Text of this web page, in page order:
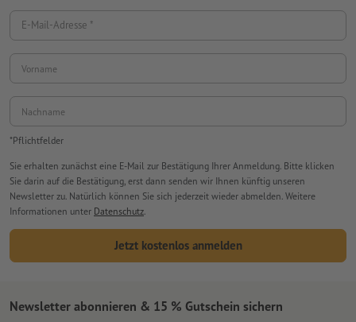
E-Mail-Adresse *
Vorname
Nachname
*Pflichtfelder
Sie erhalten zunächst eine E-Mail zur Bestätigung Ihrer Anmeldung. Bitte klicken
Sie darin auf die Bestätigung, erst dann senden wir Ihnen künftig unseren
Newsletter zu. Natürlich können Sie sich jederzeit wieder abmelden. Weitere
Informationen unter Datenschutz
Jetzt kostenlos anmelden
Newsletter abonnieren & 15 % Gutschein sichern